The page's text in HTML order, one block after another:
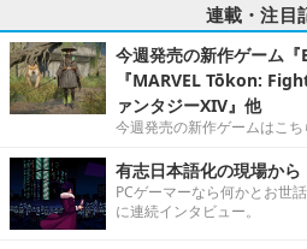
連載・注目
今週発売の新作ゲーム
『MARVEL Tōkon:
ァンタジーXIV』他
今週発売の新作ゲームはこち
有志日本語化の現場から
PCゲーマーなら何かとお世
に連続インタビュー。